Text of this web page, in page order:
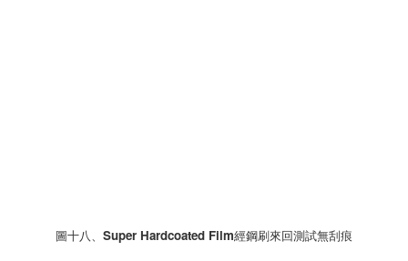
圖十八、Super Hardcoated Film經鋼刷來回測試無刮痕